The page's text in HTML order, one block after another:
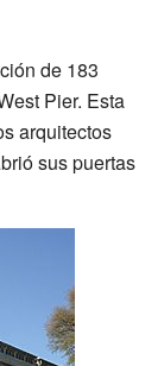
de 183
Pier. Esta
arquitectos
sus puertas